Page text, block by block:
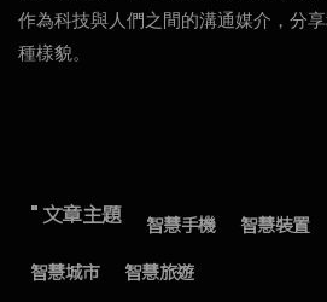
作為科技與人們之間的溝通媒介，分
種樣貌。
" 文章主題 智慧手機 智慧裝置
智慧城市
智慧旅遊